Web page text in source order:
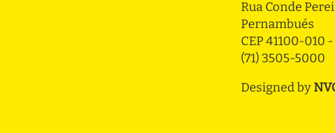
Rua Conde
Pernambués
CEP 41100-010
(71) 3505-5000
Designed by